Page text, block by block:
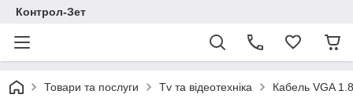
Контрол-Зет
Товари та послуги Tv та відеотехніка Кабель VGA